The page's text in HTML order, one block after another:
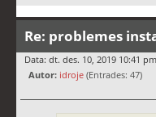
Re: problemes
Data: dt. des. 10, 2019 10:41 pm
Autor: idroje (Entrades: 47)